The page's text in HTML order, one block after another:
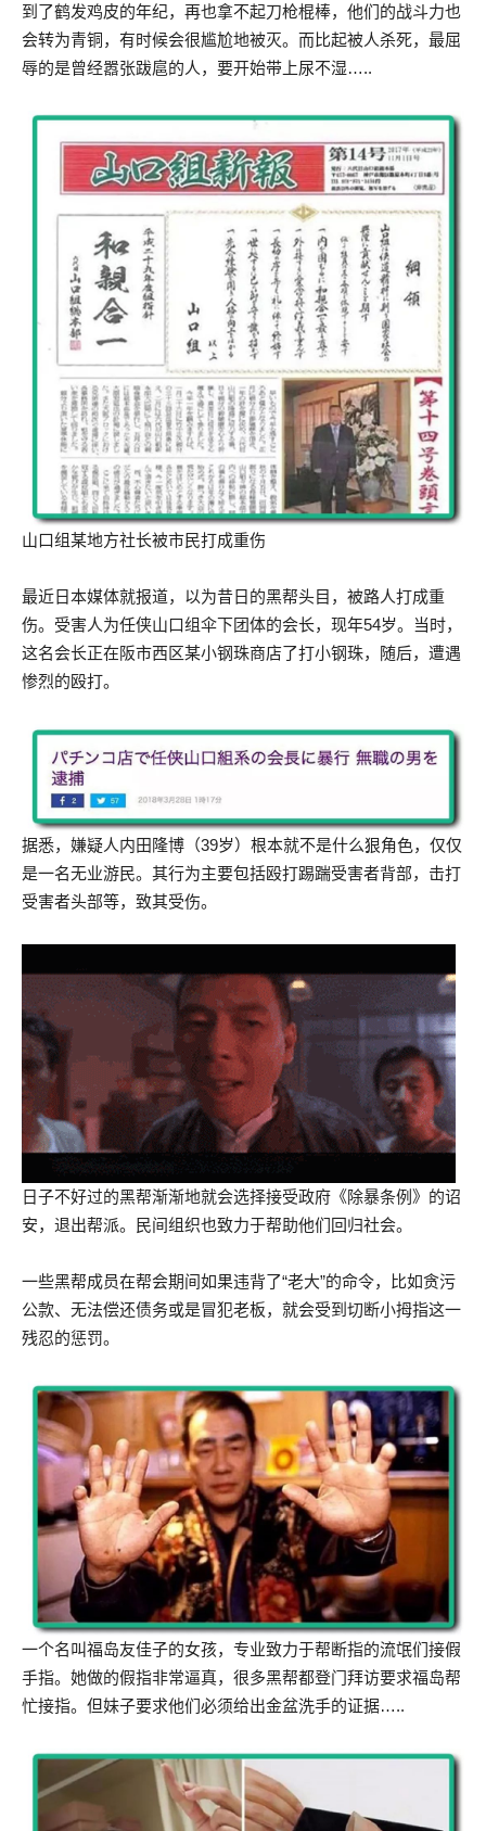
到了鹤发鸡皮的年纪，再也拿不起刀枪棍棒，他们的战斗力也
会转为青铜，有时候会很尴尬地被灭。而比起被人杀死，最屈
辱的是曾经嚣张跋扈的人，要开始带上尿不湿…..
山口组某地方社长被市民打成重伤
最近日本媒体就报道，以为昔日的黑帮头目，被路人打成重
伤。受害人为任侠山口组伞下团体的会长，现年54岁。当时，
这名会长正在阪市西区某小钢珠商店了打小钢珠，随后，遭遇
惨烈的殴打。
据悉，嫌疑人内田隆博（39岁）根本就不是什么狠角色，仅仅
是一名无业游民。其行为主要包括殴打踢踹受害者背部，击打
受害者头部等，致其受伤。
日子不好过的黑帮渐渐地就会选择接受政府《除暴条例》的诏
安，退出帮派。民间组织也致力于帮助他们回归社会。
一些黑帮成员在帮会期间如果违背了“老大”的命令，比如贪污
公款、无法偿还债务或是冒犯老板，就会受到切断小拇指这一
残忍的惩罚。
一个名叫福岛友佳子的女孩，专业致力于帮断指的流氓们接假
手指。她做的假指非常逼真，很多黑帮都登门拜访要求福岛帮
忙接指。但妹子要求他们必须给出金盆洗手的证据…..